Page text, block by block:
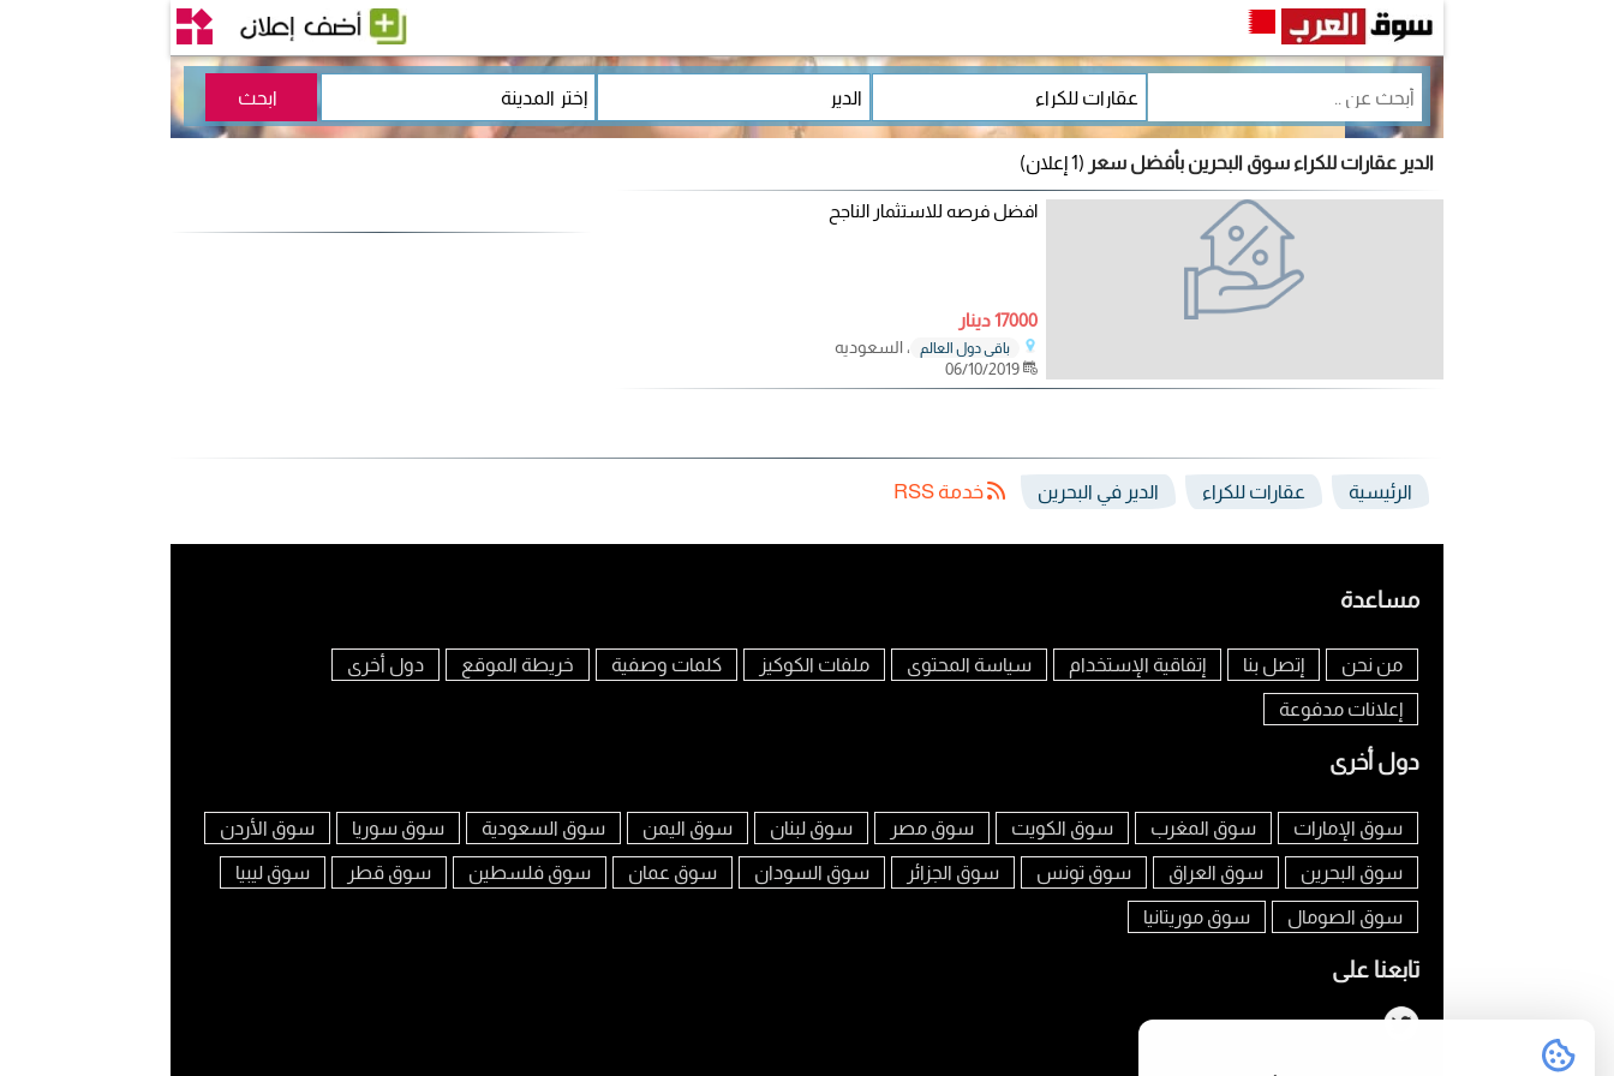
الدير عقارات للكراء سوق البحرين بأفضل سعر (1 إعلان)
افضل فرصه للاستثمار الناجح
17000 دينار
باقي دول العالم
، السعوديه
06/10/2019
الرئيسية عقارات للكراء الدير في البحرين خدمة RSS
مساعدة
من نحن إتصل بنا إتفاقية الإستخدام سياسة المحتوى ملفات الكوكيز كلمات وصفية خريطة الموقع دول أخرى
إعلانات مدفوعة
دول أخرى
سوق الإمارات سوق المغرب سوق الكويت سوق مصر سوق لبنان سوق اليمن سوق السعودية سوق سوريا سوق الأردن
سوق البحرين سوق العراق سوق تونس سوق الجزائر سوق السودان سوق عمان سوق فلسطين سوق قطر سوق ليبيا
سوق الصومال سوق موريتانيا
تابعنا على